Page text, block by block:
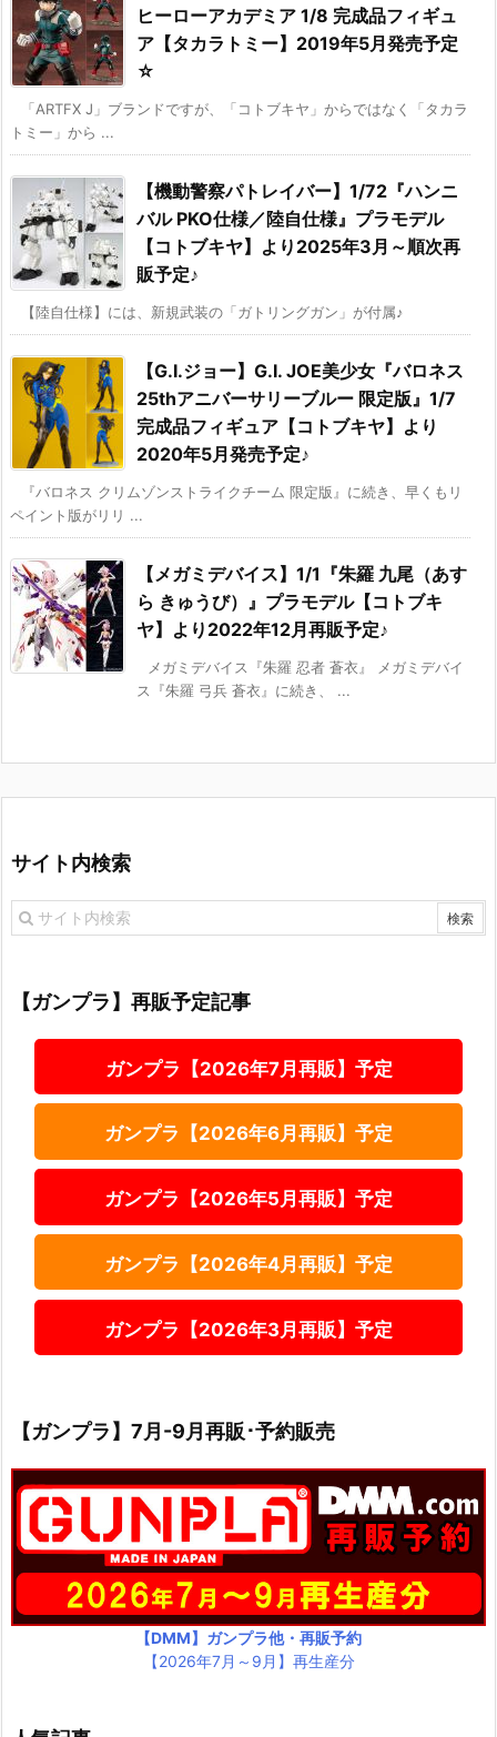
ヒーローアカデミア 1/8 完成品フィギュ
ア【タカラトミー】2019年5月発売予定
☆
「ARTFX J」ブランドですが、「コトブキヤ」からではなく「タカラ
トミー」から ...
【機動警察パトレイバー】1/72『ハンニ
バル PKO仕様／陸自仕様』プラモデル
【コトブキヤ】より2025年3月～順次再
販予定♪
【陸自仕様】には、新規武装の「ガトリングガン」が付属♪
【G.I.ジョー】G.I. JOE美少女『バロネス
25thアニバーサリーブルー 限定版』1/7
完成品フィギュア【コトブキヤ】より
2020年5月発売予定♪
『バロネス クリムゾンストライクチーム 限定版』に続き、早くもリ
ペイント版がリリ ...
【メガミデバイス】1/1『朱羅 九尾（あす
ら きゅうび）』プラモデル【コトブキ
ヤ】より2022年12月再販予定♪
メガミデバイス『朱羅 忍者 蒼衣』 メガミデバイ
ス『朱羅 弓兵 蒼衣』に続き、 ...
サイト内検索
【ガンプラ】再販予定記事
ガンプラ【2026年7月再販】予定
ガンプラ【2026年6月再販】予定
ガンプラ【2026年5月再販】予定
ガンプラ【2026年4月再販】予定
ガンプラ【2026年3月再販】予定
【ガンプラ】7月-9月再販･予約販売
【DMM】ガンプラ他・再販予約
【2026年7月～9月】再生産分